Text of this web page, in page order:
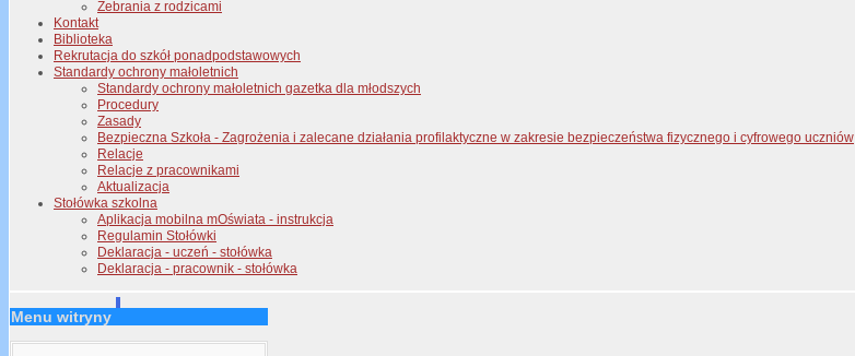
Zebrania z rodzicami
Kontakt
Biblioteka
Rekrutacja do szkół ponadpodstawowych
Standardy ochrony małoletnich
Standardy ochrony małoletnich gazetka dla młodszych
Procedury
Zasady
Bezpieczna Szkoła - Zagrożenia i zalecane działania profilaktyczne w zakresie bezpieczeństwa fizycznego i cyfrowego uczniów
Relacje
Relacje z pracownikami
Aktualizacja
Stołówka szkolna
Aplikacja mobilna mOświata - instrukcja
Regulamin Stołówki
Deklaracja - uczeń - stołówka
Deklaracja - pracownik - stołówka
Menu witryny